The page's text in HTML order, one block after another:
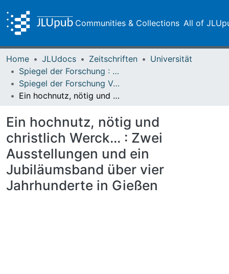
Communities & Collections All of
Home JLUdocs Zeitschriften
Universität
Spiegel der Forschung : Wissenschaftsmagazin
Spiegel der Forschung Vol. 24 (2007) Heft 2
Ein hochnutz, nötig und christlich Werck... : Zwei Ausstellungen und ein Jubiläumsband über vier Jahrhunderte in Gießen
Ein hochnutz, nötig und
christlich Werck... : Zwei
Ausstellungen und ein
Jubiläumsband über vier
Jahrhunderte in Gießen